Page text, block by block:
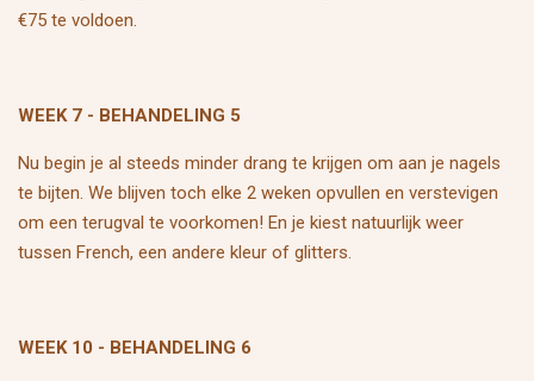
€75 te voldoen.
WEEK 7 - BEHANDELING 5
Nu begin je al steeds minder drang te krijgen om aan je nagels
te bijten. We blijven toch elke 2 weken opvullen en verstevigen
om een terugval te voorkomen! En je kiest natuurlijk weer
tussen French, een andere kleur of glitters.
WEEK 10 - BEHANDELING 6